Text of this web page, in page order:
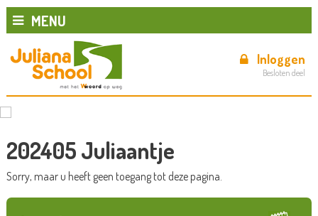
MENU
Inloggen
Besloten deel
202405 Juliaantje
Sorry, maar u heeft geen toegang tot deze pagina.